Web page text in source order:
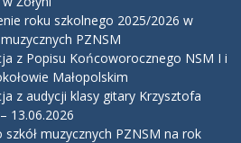
roku szkolnego 2025/2026 w
PZNSM
z Popisu Końcoworocznego NSM I i
Małopolskim
z audycji klasy gitary Krzysztofa
13.06.2026
szkół muzycznych PZNSM na rok